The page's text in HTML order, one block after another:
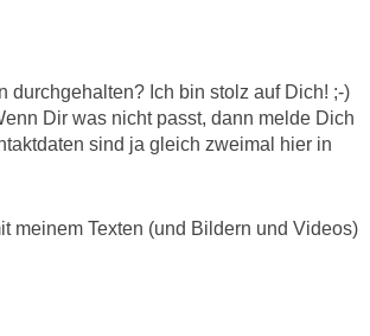
durchgehalten? Ich bin stolz auf Dich! ;-)
Dir was nicht passt, dann melde Dich
sind ja gleich zweimal hier in
meinem Texten (und Bildern und Videos)